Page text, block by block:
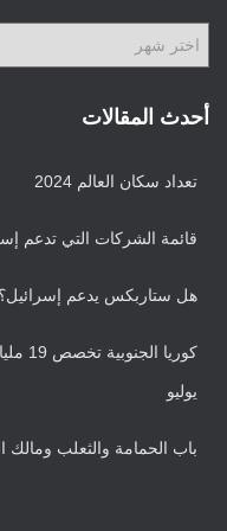
ت
ر
ف
أحدث المقالات
تعداد سكان العالم 2024
قائمة الشركات التي تدعم
هل ستاربكس يدعم إسرائيل؟
يوليو
باب الحمامة والثعلب ومالك